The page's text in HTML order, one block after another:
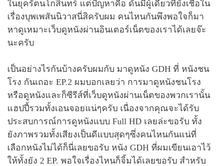
ในยุครัตนโกสินทร์ แต่ปัญหาคือ ดันมีผู้เดียวที่ยังเชื่อใน
เรื่องบุพเพสันนิวาสนี่สิครับผม คนไหนกันพึงพอใจก็มา
หาดูเหมาะเว็บดูหนังผ่านอินเตอร์เน็ตของเราได้เลยจ๊ะ
นะครับ
เป็นอย่างไรกันบ้างครับผมกับ มาดูหนัง GDH ที่ หนังชน
โรง กันเถอะ EP.2 ผมบอกเลยว่า การมาดูหนังชนโรง
หรือดูหนังและก็ซีรีส์ที่เว็บดูหนังผ่านเน็ตของพวกเรานั้น
แฮปปี้รวมทั้งเอนจอยแน่ๆครับ เนื่องจากคุณจะได้รับ
ประสบการณ์การดูหนังแบบ Full HD เลยล่ะขอรับ ทั้ง
ยังภาพรวมทั้งเสียงเป็นดีแบบสุดๆซึ่งคนไหนกันแน่ที่
เลือกหนังไม่ได้ก็นี่เลยขอรับ หนัง GDH ที่ผมเขียนเอาไว้
ให้ทั้งยัง 2 EP. พอใจเรื่องไหนก็จิ้มได้เลยขอรับ สำหรับ